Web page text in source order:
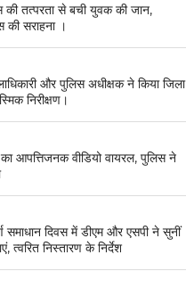
की तत्परता से बची युवक की जान,
की सराहना ।
और पुलिस अधीक्षक ने किया जिला
निरीक्षण।
का आपत्तिजनक वीडियो वायरल, पुलिस ने
समाधान दिवस में डीएम और एसपी ने सुनीं
त्वरित निस्तारण के निर्देश